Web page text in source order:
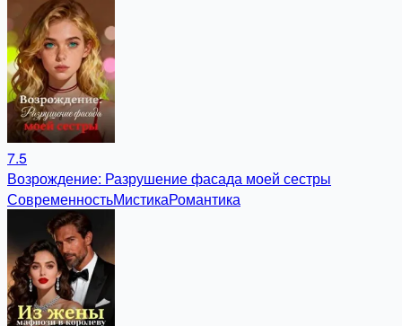
7.5
Возрождение: Разрушение фасада моей сестры
СовременностьМистикаРомантика